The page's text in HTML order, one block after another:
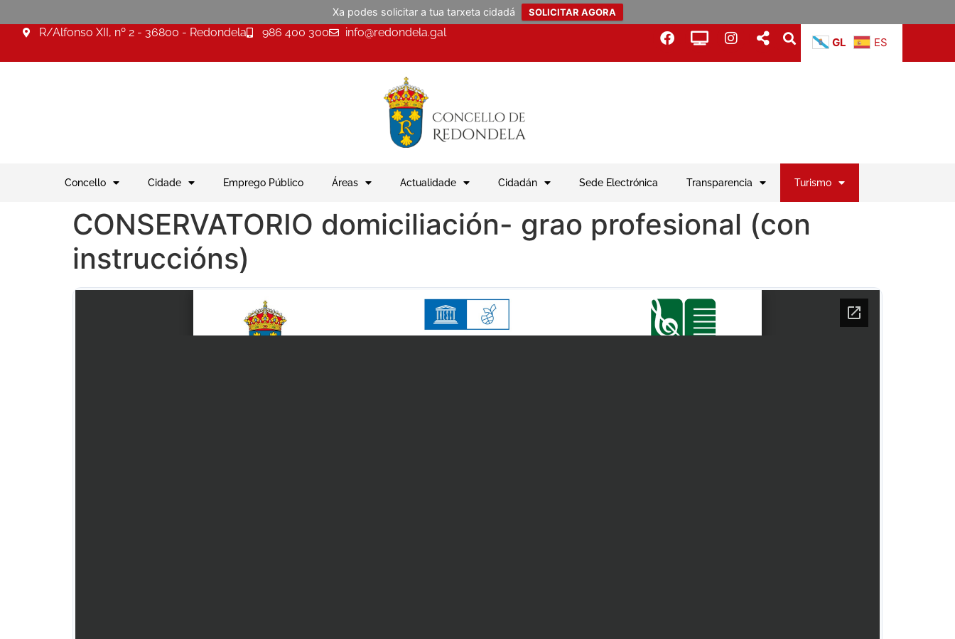
Xa podes solicitar a tua tarxeta cidadá SOLICITAR AGORA
R/Alfonso XII, nº 2 - 36800 - Redondela 986 400 300 info@redondela.gal
GL ES
Concello Cidade Emprego Público Áreas Actualidade Cidadán Sede Electrónica Transparencia Turismo
CONSERVATORIO domiciliación- grao profesional (con
instruccións)